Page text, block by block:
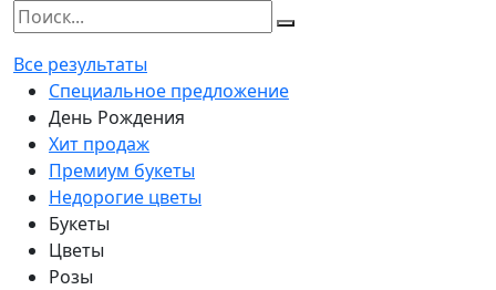
Все результаты
Специальное предложение
День Рождения
Хит продаж
Премиум букеты
Недорогие цветы
Букеты
Цветы
Розы